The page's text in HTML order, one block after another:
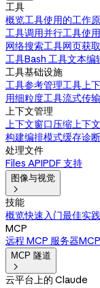
工具
概览工具使用的工作
工具调用并行工具使用
网络搜索工具网页获
工具Bash 工具文本编
工具基础设施
工具参考管理工具上
用细粒度工具流式传输
上下文管理
上下文窗口压缩上下
构建编排模式缓存诊
处理文件
Files APIPDF 支持
图像与视觉

技能
概览快速入门最佳实践
MCP
远程 MCP 服务器
MCP 隧道

云平台上的 Claude